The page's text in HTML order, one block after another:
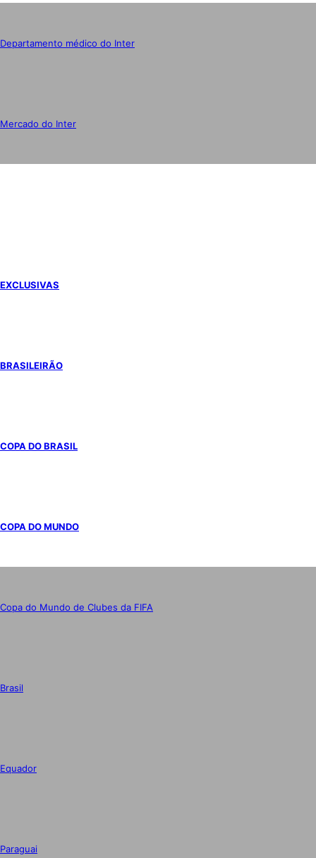
Departamento médico do Inter
Mercado do Inter
EXCLUSIVAS
BRASILEIRÃO
COPA DO BRASIL
COPA DO MUNDO
Copa do Mundo de Clubes da FIFA
Brasil
Equador
Paraguai